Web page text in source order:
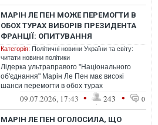
МАРІН ЛЕ ПЕН МОЖЕ ПЕРЕМОГТИ В
ОБОХ ТУРАХ ВИБОРІВ ПРЕЗИДЕНТА
ФРАНЦІЇ: ОПИТУВАННЯ
Категорія: Політичні новини України та світу:
читати новини політики
Лідерка ультраправого "Національного
об'єднання" Марін Ле Пен має високі
шанси перемогти в обох турах
президентських виборів у Франції, які
09.07.2026, 17:43 • 243 • 0
МАРІН ЛЕ ПЕН ОГОЛОСИЛА, ЩО